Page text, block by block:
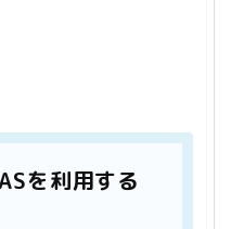
を利用する